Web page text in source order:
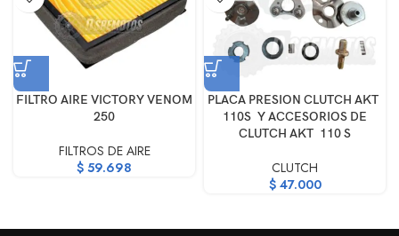
FILTRO AIRE VICTORY VENOM
250
FILTROS DE AIRE
$ 59.698
PLACA PRESION CLUTCH AKT
110S Y ACCESORIOS DE
CLUTCH AKT 110 S
CLUTCH
$47.000